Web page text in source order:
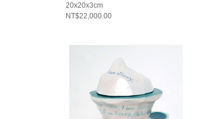
20x20x3cm
NT$22,000.00